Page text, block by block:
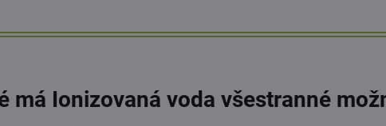
má Ionizovaná voda všestranné